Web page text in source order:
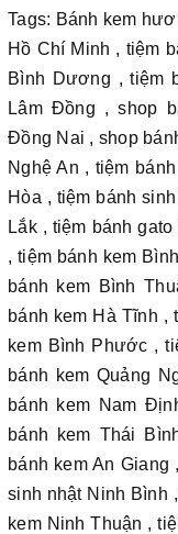
Tags: Bánh kem
Hồ Chí Minh , tiệm
Bình Dương , tiệm
Lâm Đồng , shop
Đồng Nai , shop
Nghệ An , tiệm
Hòa , tiệm bánh
Lắk , tiệm bánh
, tiệm bánh kem
bánh kem Bình
bánh kem Hà Tĩnh ,
kem Bình Phước ,
bánh kem Quảng
bánh kem Nam
bánh kem Thái
bánh kem An
sinh nhật Ninh Bình
kem Ninh Thuận ,